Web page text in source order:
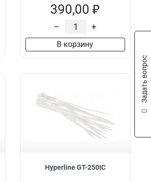
390,00 ₽
– +
В корзину
Hyperline GT-250IC
Задать вопрос